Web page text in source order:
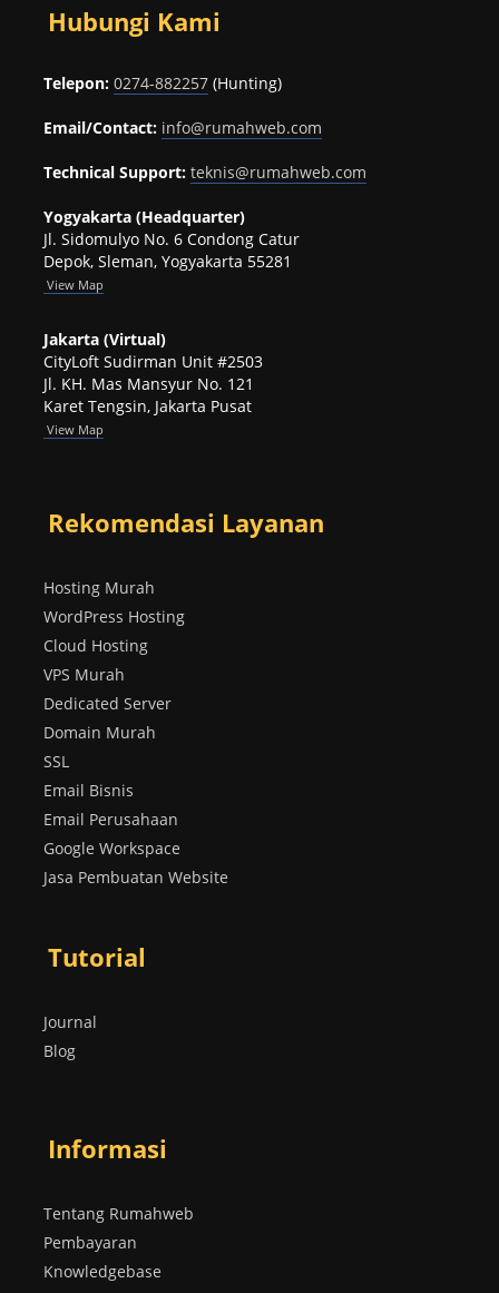
Hubungi Kami
Telepon: 0274-882257 (Hunting)
Email/Contact: info@rumahweb.com
Technical Support: teknis@rumahweb.com
Yogyakarta (Headquarter)
Jl. Sidomulyo No. 6 Condong Catur
Depok, Sleman, Yogyakarta 55281
View Map
Jakarta (Virtual)
CityLoft Sudirman Unit #2503
Jl. KH. Mas Mansyur No. 121
Karet Tengsin, Jakarta Pusat
View Map
Rekomendasi Layanan
Hosting Murah
WordPress Hosting
Cloud Hosting
VPS Murah
Dedicated Server
Domain Murah
SSL
Email Bisnis
Email Perusahaan
Google Workspace
Jasa Pembuatan Website
Tutorial
Journal
Blog
Informasi
Tentang Rumahweb
Pembayaran
Knowledgebase